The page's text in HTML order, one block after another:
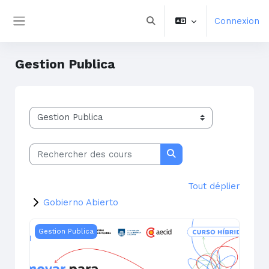
Activer/désactiver la saisie
Connexion
Gestion Publica
Catégories de cours
Rechercher des cours
Rechercher des cours
Tout déplier
Gobierno Abierto
Innovar para la complejidad: Estrategias del sector
Gestion Publica